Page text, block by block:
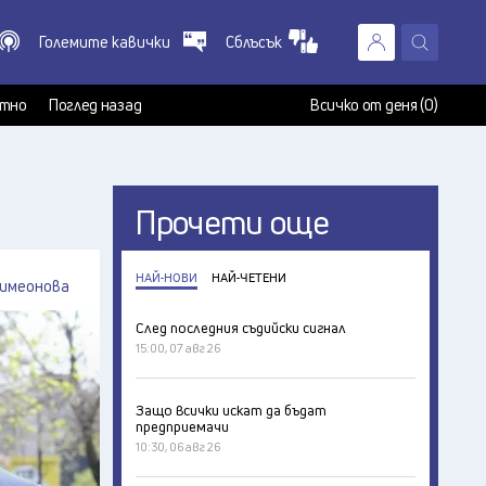
X
Големите кавички Сблъсък
Поглед назад Всичко от деня (0)
Прочети още
НАЙ-НОВИ НАЙ-ЧЕТЕНИ
След последния съдийски сигнал
15:00, 07 авг 26
Защо всички искат да бъдат
предприемачи
10:30, 06 авг 26